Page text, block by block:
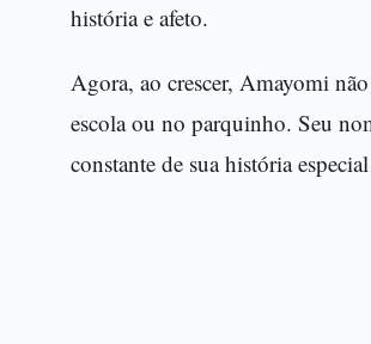
história e afeto.
Agora, ao crescer, Amayomi
escola ou no parquinho. Seu
constante de sua história